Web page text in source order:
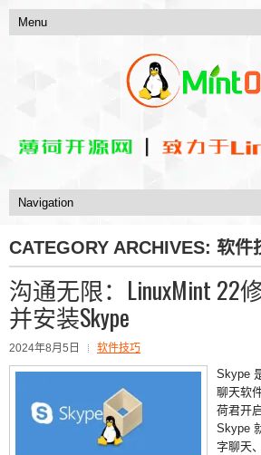
CATEGORY ARCHIVES: 软件
沟通无限：LinuxMint 22
并安装Skype
2024年8月5日 软件技巧
Skype
聊天软
荷君开
Skype
字聊天